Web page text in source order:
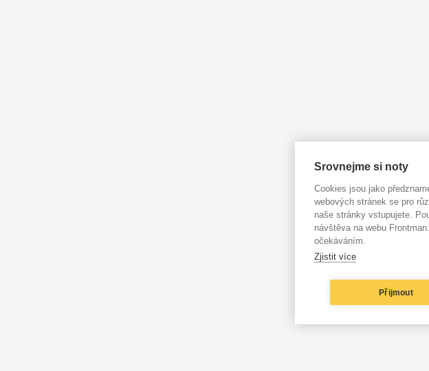
Srovnejme si noty
Cookies jsou jako
webových stránek se pro
naše stránky vstupujete.
návštěva na webu
očekáváním.
Zjistit více
Přijmout